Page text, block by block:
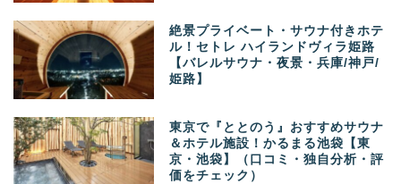
絶景プライベート・サウナ付きホテ
ル！セトレ ハイランドヴィラ姫路
【バレルサウナ・夜景・兵庫/神戸/
姫路】
東京で『ととのう』おすすめサウナ
＆ホテル施設！かるまる池袋【東
京・池袋】（口コミ・独自分析・評
価をチェック）